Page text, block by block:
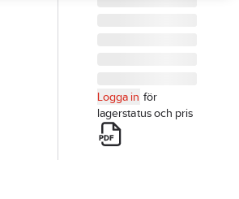
Logga in för
lagerstatus och pris